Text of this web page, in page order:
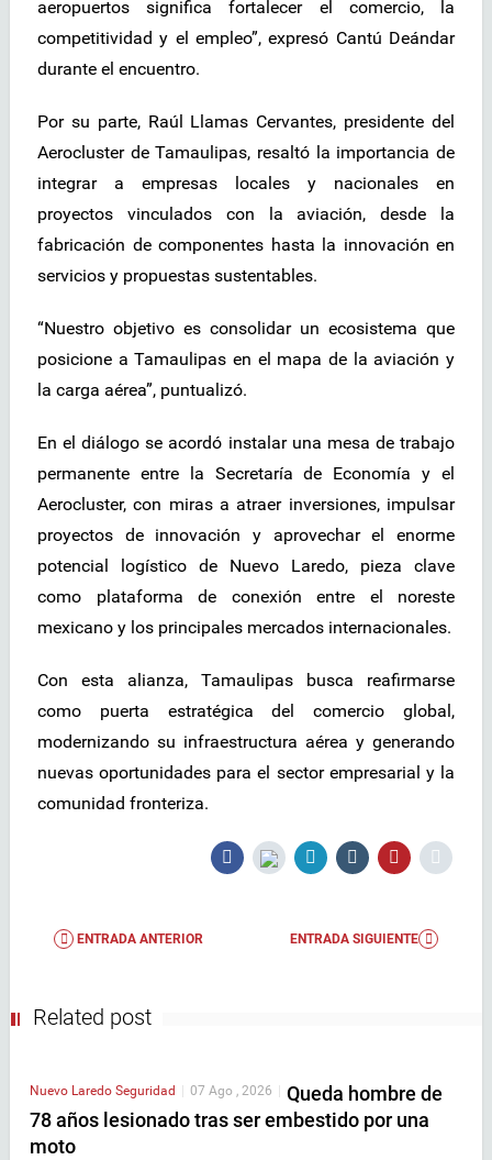
aeropuertos significa fortalecer el comercio, la
competitividad y el empleo”, expresó Cantú Deándar
durante el encuentro.
Por su parte, Raúl Llamas Cervantes, presidente del
Aerocluster de Tamaulipas, resaltó la importancia de
integrar a empresas locales y nacionales en
proyectos vinculados con la aviación, desde la
fabricación de componentes hasta la innovación en
servicios y propuestas sustentables.
“Nuestro objetivo es consolidar un ecosistema que
posicione a Tamaulipas en el mapa de la aviación y
la carga aérea”, puntualizó.
En el diálogo se acordó instalar una mesa de trabajo
permanente entre la Secretaría de Economía y el
Aerocluster, con miras a atraer inversiones, impulsar
proyectos de innovación y aprovechar el enorme
potencial logístico de Nuevo Laredo, pieza clave
como plataforma de conexión entre el noreste
mexicano y los principales mercados internacionales.
Con esta alianza, Tamaulipas busca reafirmarse
como puerta estratégica del comercio global,
modernizando su infraestructura aérea y generando
nuevas oportunidades para el sector empresarial y la
comunidad fronteriza.
ENTRADA ANTERIOR ENTRADA SIGUIENTE
Related post
Nuevo Laredo Seguridad 07 Ago , 2026
Queda hombre de
78 años lesionado tras ser embestido por una
moto